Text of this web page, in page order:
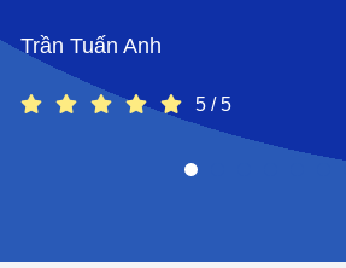
Trần Tuấn Anh
5 /5